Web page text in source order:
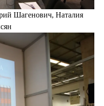
Шагенович, Наталия